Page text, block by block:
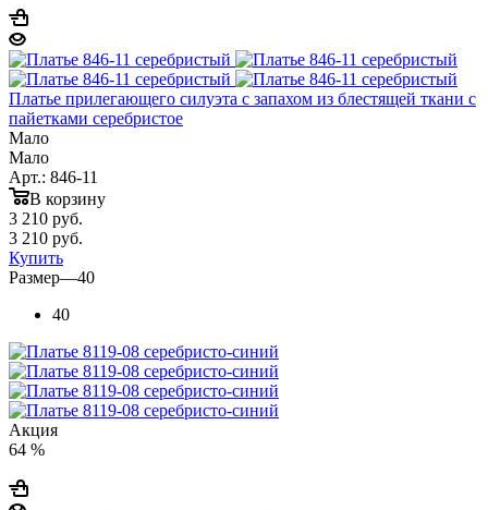
Платье прилегающего силуэта с запахом из блестящей ткани с
пайетками серебристое
Мало
Мало
Арт.: 846-11
В корзину
3 210 руб.
3 210 руб.
Купить
Размер—40
40
Акция
64 %